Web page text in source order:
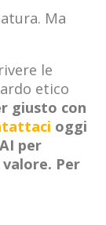
Ma
le
etico
giusto con
oggi
per
Per